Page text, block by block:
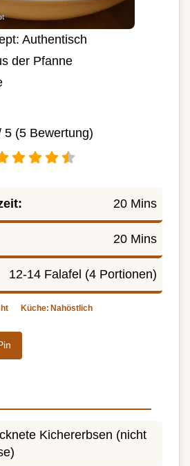
Authentisch
der Pfanne
5 (5 Bewertung)
20 Mins
20 Mins
12-14 Falafel (4 Portionen)
Küche: Nahöstlich
Kichererbsen (nicht